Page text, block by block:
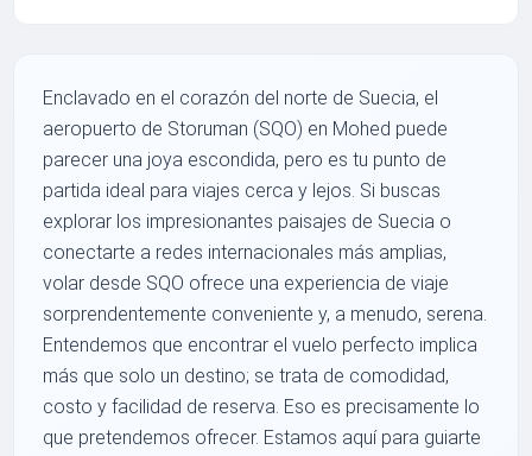
Enclavado en el corazón del norte de Suecia, el
aeropuerto de Storuman (SQO) en Mohed puede
parecer una joya escondida, pero es tu punto de
partida ideal para viajes cerca y lejos. Si buscas
explorar los impresionantes paisajes de Suecia o
conectarte a redes internacionales más amplias,
volar desde SQO ofrece una experiencia de viaje
sorprendentemente conveniente y, a menudo, serena.
Entendemos que encontrar el vuelo perfecto implica
más que solo un destino; se trata de comodidad,
costo y facilidad de reserva. Eso es precisamente lo
que pretendemos ofrecer. Estamos aquí para guiarte